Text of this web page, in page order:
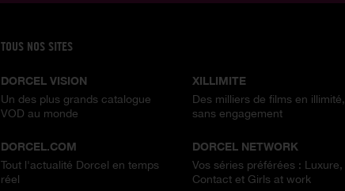
TOUS NOS SITES
DORCEL VISION
Un des plus grands catalogue
VOD au monde
XILLIMITE
Des milliers de films en illimité,
sans engagement
DORCEL.COM
Tout l'actualité Dorcel en temps
réel
DORCEL NETWORK
Vos séries préférées : Luxure,
Contact et Girls at work